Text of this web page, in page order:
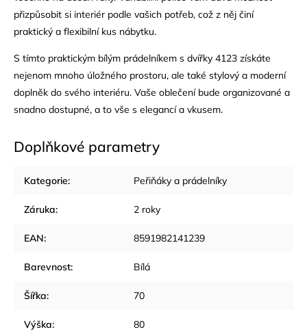
přizpůsobit si interiér podle vašich potřeb, což z něj činí
praktický a flexibilní kus nábytku.
S tímto praktickým bílým prádelníkem s dvířky 4123 získáte
nejenom mnoho úložného prostoru, ale také stylový a moderní
doplněk do svého interiéru. Vaše oblečení bude organizované a
snadno dostupné, a to vše s elegancí a vkusem.
Doplňkové parametry
Kategorie: Peřiňáky a prádelníky
Záruka: 2 roky
EAN: 8591982141239
Barevnost: Bílá
Šířka: 70
Výška: 80